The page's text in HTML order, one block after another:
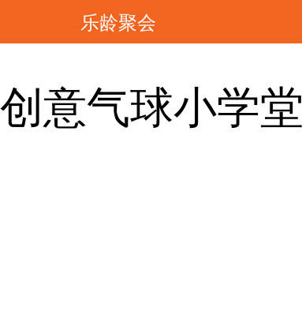
乐龄聚会
创意气球小学堂